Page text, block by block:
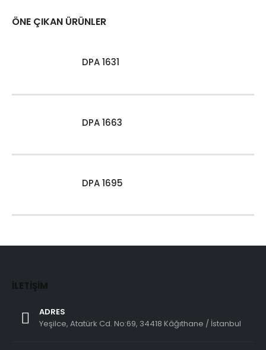
ÖNE ÇIKAN ÜRÜNLER
DPA 1631
DPA 1663
DPA 1695
İLETIŞIM
ADRES
Yeşilce, Atatürk Cd. No:69, 34418 Kâğıthane / İstanbul